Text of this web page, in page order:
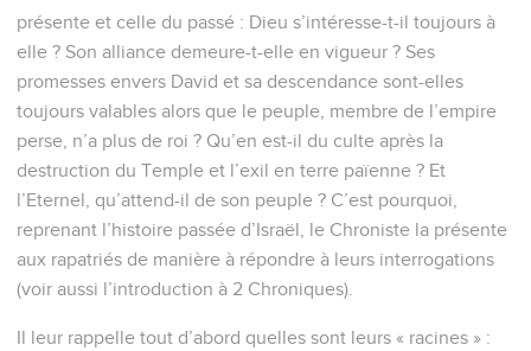
présente et celle du passé : Dieu s’intéresse-t-il toujours à
elle ? Son alliance demeure-t-elle en vigueur ? Ses
promesses envers David et sa descendance sont-elles
toujours valables alors que le peuple, membre de l’empire
perse, n’a plus de roi ? Qu’en est-il du culte après la
destruction du Temple et l’exil en terre païenne ? Et
l’Eternel, qu’attend-il de son peuple ? C’est pourquoi,
reprenant l’histoire passée d’Israël, le Chroniste la présente
aux rapatriés de manière à répondre à leurs interrogations
(voir aussi l’introduction à 2 Chroniques).
Il leur rappelle tout d’abord quelles sont leurs « racines » :